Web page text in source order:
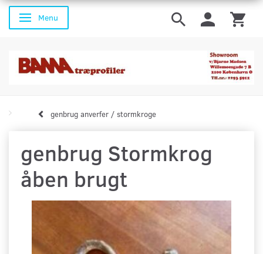
Skifte navigation
Menu
genbrug anverfer / stormkroge
genbrug Stormkrog
åben brugt